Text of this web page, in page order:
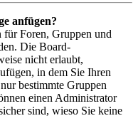
anfügen?
für Foren, Gruppen und
Die Board-
nicht erlaubt,
in dem Sie Ihren
bestimmte Gruppen
einen Administrator
sind, wieso Sie keine